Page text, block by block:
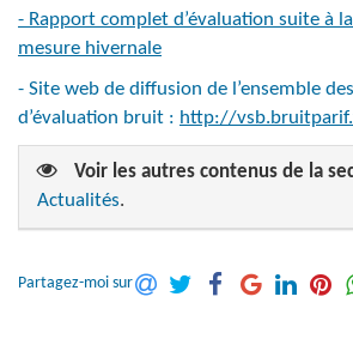
- Rapport complet d’évaluation suite à
mesure hivernale
- Site web de diffusion de l’ensemble
d’évaluation bruit : http://
Voir les autres contenus de la
Actualités.
Partagez-moi sur